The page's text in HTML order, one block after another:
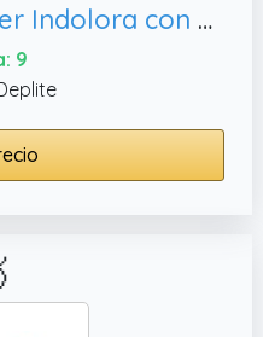
21J Depiladora Laser Indolora con Función De Refrigeración, Blanco
9